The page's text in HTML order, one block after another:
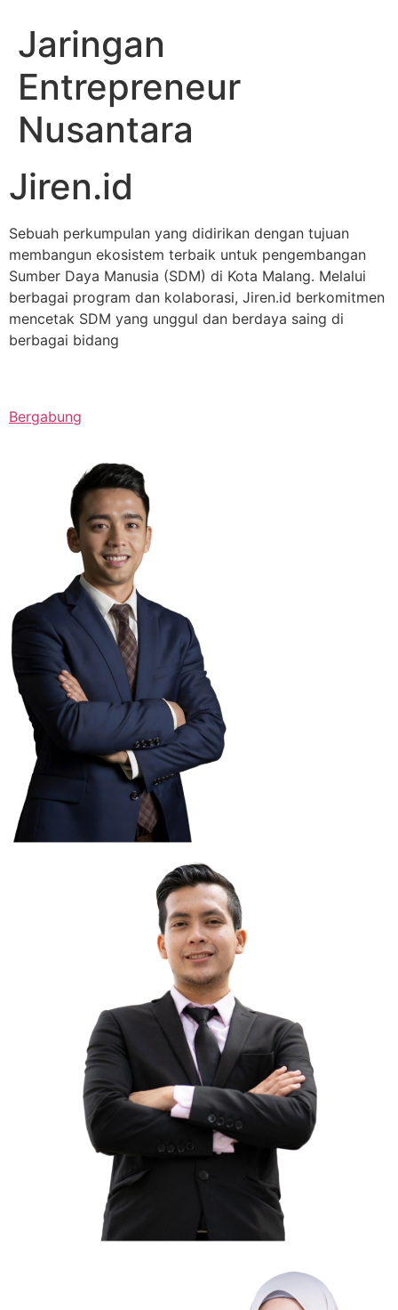
Jaringan
Entrepreneur
Nusantara
Jiren.id
Sebuah perkumpulan yang didirikan dengan tujuan
membangun ekosistem terbaik untuk pengembangan
Sumber Daya Manusia (SDM) di Kota Malang. Melalui
berbagai program dan kolaborasi, Jiren.id berkomitmen
mencetak SDM yang unggul dan berdaya saing di
berbagai bidang
Bergabung